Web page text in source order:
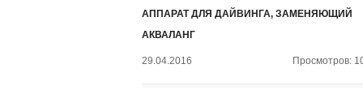
АППАРАТ ДЛЯ ДАЙВИНГА, ЗАМЕНЯЮЩИЙ
АКВАЛАНГ
29.04.2016 Просмотров: